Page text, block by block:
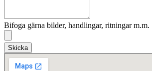
Bifoga gärna bilder, handlingar, ritningar m.m.
Skicka